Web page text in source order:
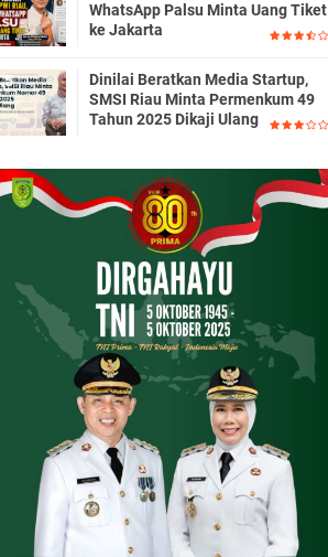
WhatsApp Palsu Minta Uang Tiket
ke Jakarta
Dinilai Beratkan Media Startup,
SMSI Riau Minta Permenkum 49
Tahun 2025 Dikaji Ulang